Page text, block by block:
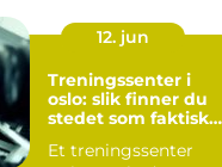
12. jun
Treningssenter i
oslo: slik finner du
stedet som faktisk
Et treningssenter